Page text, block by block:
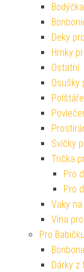
Deky
Hrnky
Ostatní
Osušky
Svíčky
Trička
Pro
Pro
Vaky
Vína
Pro Babičku
Dárky z